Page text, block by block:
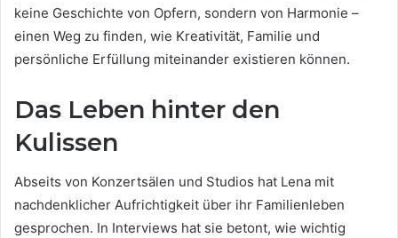
keine Geschichte von Opfern, sondern von Harmonie –
einen Weg zu finden, wie Kreativität, Familie und
persönliche Erfüllung miteinander existieren können.
Das Leben hinter den
Kulissen
Abseits von Konzertsälen und Studios hat Lena mit
nachdenklicher Aufrichtigkeit über ihr Familienleben
gesprochen. In Interviews hat sie betont, wie wichtig